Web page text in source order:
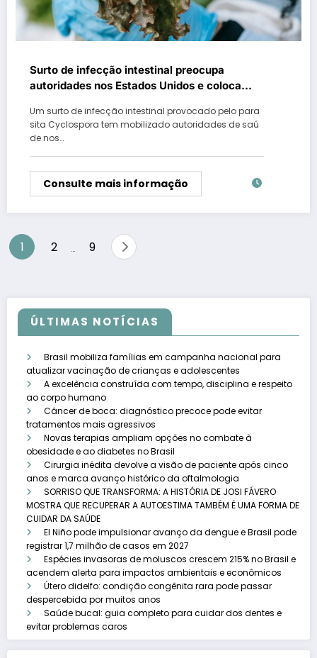
Surto de infecção intestinal preocupa
autoridades nos Estados Unidos e coloca
Um surto de infecção intestinal provocado pelo para
sita Cyclospora tem mobilizado autoridades de saú
de nos…
Consulte mais informação
Paginação
1 2 … 9
ÚLTIMAS NOTÍCIAS
Brasil mobiliza famílias em campanha nacional para
atualizar vacinação de crianças e adolescentes
A excelência construída com tempo, disciplina e respeito
ao corpo humano
Câncer de boca: diagnóstico precoce pode evitar
tratamentos mais agressivos
Novas terapias ampliam opções no combate à
obesidade e ao diabetes no Brasil
Cirurgia inédita devolve a visão de paciente após cinco
anos e marca avanço histórico da oftalmologia
SORRISO QUE TRANSFORMA: A HISTÓRIA DE JOSI FÁVERO
MOSTRA QUE RECUPERAR A AUTOESTIMA TAMBÉM É UMA FORMA DE
CUIDAR DA SAÚDE
El Niño pode impulsionar avanço da dengue e Brasil pode
registrar 1,7 milhão de casos em 2027
Espécies invasoras de moluscos crescem 215% no Brasil e
acendem alerta para impactos ambientais e econômicos
Útero didelfo: condição congênita rara pode passar
despercebida por muitos anos
Saúde bucal: guia completo para cuidar dos dentes e
evitar problemas caros